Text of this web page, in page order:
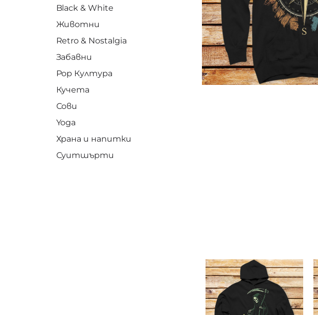
Black & White
Животни
Retro & Nostalgia
Забавни
Pop Култура
Кучета
Сови
Yoga
Храна и напитки
Суитшърти